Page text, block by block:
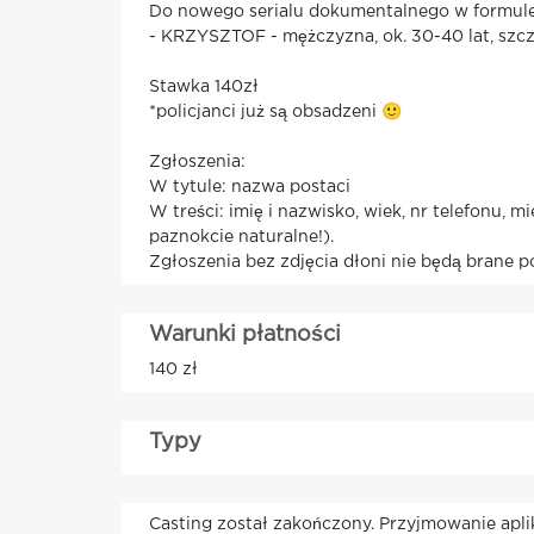
Do nowego serialu dokumentalnego w
- KRZYSZTOF - mężczyzna, ok. 30-40 lat,
Stawka 140zł
*policjanci już są obsadzeni 🙂
Zgłoszenia:
W tytule: nazwa postaci
W treści: imię i nazwisko, wiek, nr telefonu,
paznokcie naturalne!).
Zgłoszenia bez zdjęcia dłoni nie będą brane
Warunki płatności
140 zł
Typy
Casting został zakończony. Przyjmowanie